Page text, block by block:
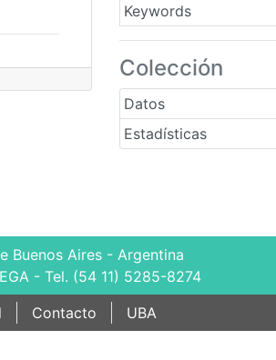
Keywords
Colección
Datos
Estadísticas
Buenos Aires - Argentina
- Tel. (54 11) 5285-8274
Contacto UBA